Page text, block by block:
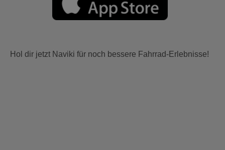
Hol dir jetzt Naviki für noch bessere Fahrrad-Erlebnisse!